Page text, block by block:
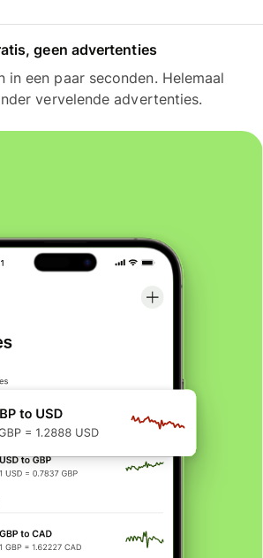
geen advertenties
in een paar seconden. Helemaal
vervelende advertenties.